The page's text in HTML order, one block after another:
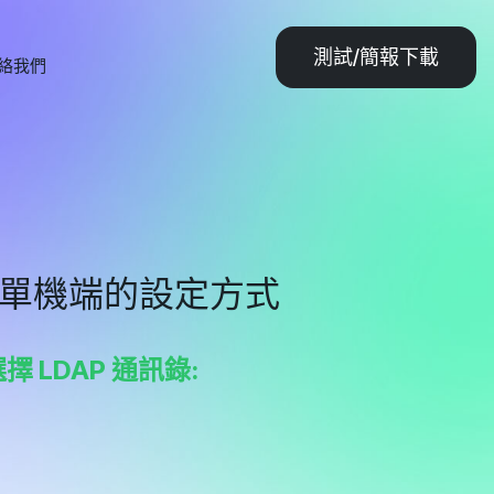
我們 測試/簡報下載
機端的設定方式
LDAP 通訊錄: